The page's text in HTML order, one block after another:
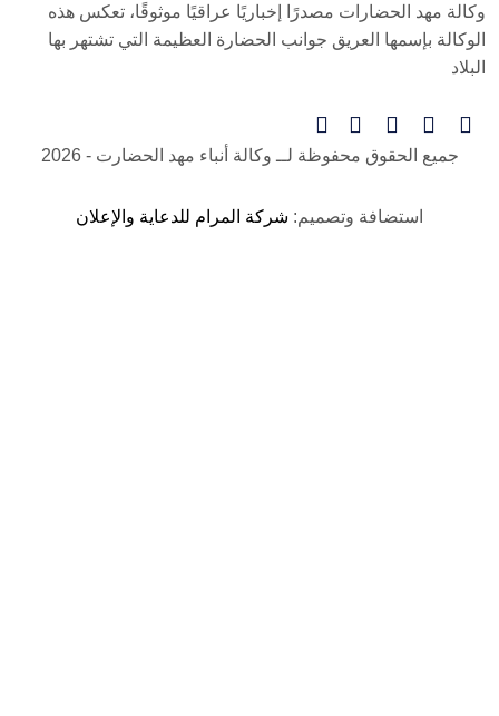
وكالة مهد الحضارات مصدرًا إخباريًا عراقيًا موثوقًا، تعكس هذه
الوكالة بإسمها العريق جوانب الحضارة العظيمة التي تشتهر بها
البلاد
جميع الحقوق محفوظة لــ وكالة أنباء مهد الحضارت - 2026
استضافة وتصميم: شركة المرام للدعاية والإعلان